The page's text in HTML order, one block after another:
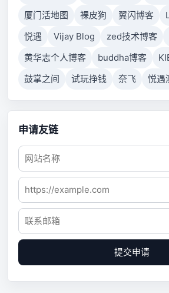
厦门活地图
裸皮狗 翼闪博客
悦遇
Vijay Blog zed技术博客
黄华志个人博客
buddha博客
鼓掌之间
试玩挣钱 奈飞 悦遇
申请友链
提交申请